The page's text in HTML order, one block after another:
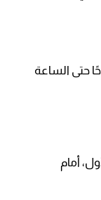
10:00 صباحًا حتى الساعة
أمام